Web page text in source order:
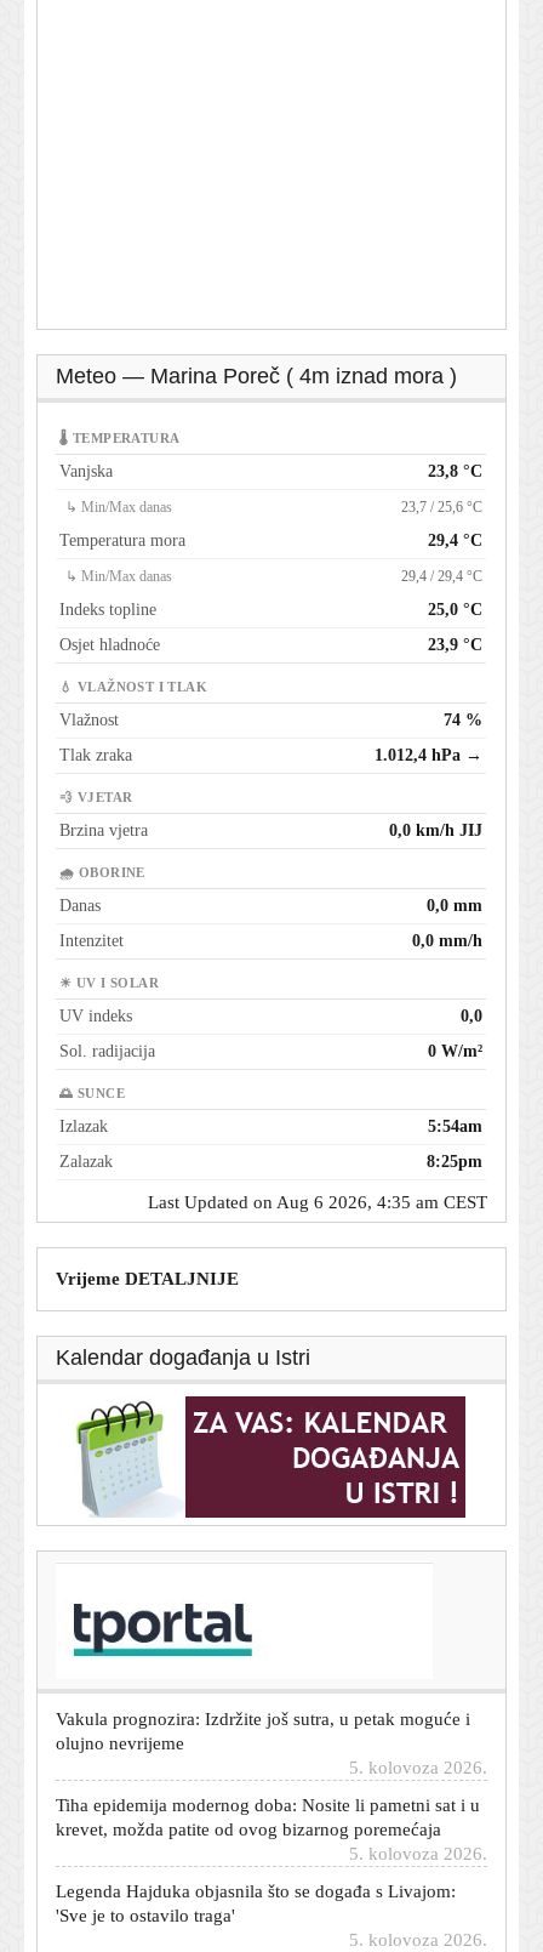
Meteo — Marina Poreč ( 4m iznad mora )
🌡 TEMPERATURA
Vanjska 23,8 °C
↳ Min/Max danas 23,7 / 25,6 °C
Temperatura mora 29,4 °C
↳ Min/Max danas 29,4 / 29,4 °C
Indeks topline
25,0 °C
Osjet hladnoće
23,9 °C
💧 VLAŽNOST I TLAK
Vlažnost
74 %
Tlak zraka
1.012,4 hPa →
💨 VJETAR
Brzina vjetra 0,0 km/h JIJ
🌧 OBORINE
Danas
0,0 mm
Intenzitet
0,0 mm/h
☀ UV I SOLAR
UV indeks
0,0
Sol. radijacija
0 W/m²
🌅 SUNCE
Izlazak
5:54am
Zalazak
8:25pm
Last Updated on Aug 6 2026, 4:35 am CEST
Vrijeme DETALJNIJE
Kalendar događanja u Istri
Dnevni horoskop za 6. kolovoza 2026. - što vam
zvijezde danas donose
Vakula prognozira: Izdržite još sutra, u petak moguće i
olujno nevrijeme
Tiha epidemija modernog doba: Nosite li pametni sat i u
krevet, možda patite od ovog bizarnog poremećaja
5. kolovoza 2026.
Legenda Hajduka objasnila što se događa s Livajom:
'Sve je to ostavilo traga'